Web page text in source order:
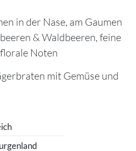
in der Nase, am Gaumen
& Waldbeeren, feine
Noten
mit Gemüse und